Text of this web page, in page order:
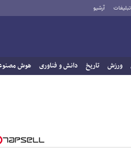
تبلیغات آرشیو
ورزش تاریخ دانش و فناوری هوش